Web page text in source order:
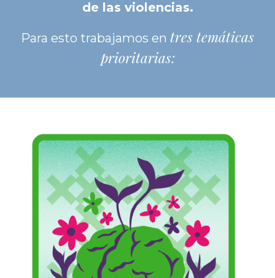
de las violencias.
Para esto trabajamos en tres temáticas
prioritarias: